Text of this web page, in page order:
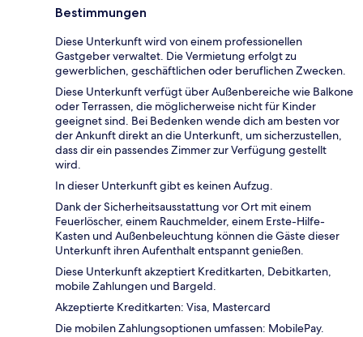
Bestimmungen
Diese Unterkunft wird von einem professionellen
Gastgeber verwaltet. Die Vermietung erfolgt zu
gewerblichen, geschäftlichen oder beruflichen Zwecken.
Diese Unterkunft verfügt über Außenbereiche wie Balkone
oder Terrassen, die möglicherweise nicht für Kinder
geeignet sind. Bei Bedenken wende dich am besten vor
der Ankunft direkt an die Unterkunft, um sicherzustellen,
dass dir ein passendes Zimmer zur Verfügung gestellt
wird.
In dieser Unterkunft gibt es keinen Aufzug.
Dank der Sicherheitsausstattung vor Ort mit einem
Feuerlöscher, einem Rauchmelder, einem Erste-Hilfe-
Kasten und Außenbeleuchtung können die Gäste dieser
Unterkunft ihren Aufenthalt entspannt genießen.
Diese Unterkunft akzeptiert Kreditkarten, Debitkarten,
mobile Zahlungen und Bargeld.
Akzeptierte Kreditkarten: Visa, Mastercard
Die mobilen Zahlungsoptionen umfassen: MobilePay.